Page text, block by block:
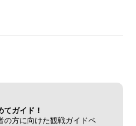
てガイド！
の方に向けた観戦ガイドペ